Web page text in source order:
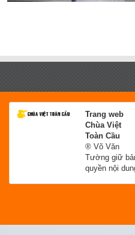
Trang web
Chùa Việt
Toàn Cầu
® Võ Văn
Tường giữ
quyền nội